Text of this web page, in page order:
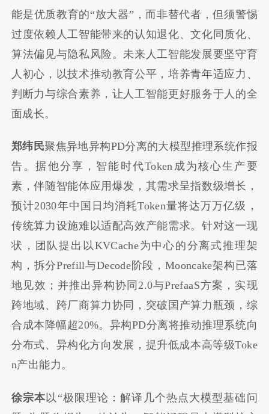
能是优质教育的“放大器”，而非替代者，但须警惕
过度依赖人工智能带来的认知退化、文化同质化、
算法偏见与隐私风险。未来人工智能发展要坚守育
人初心，以技术推动教育公平，培养青年适应力、
判断力与综合素养，让人工智能更好服务于人的全
面成长。
郑纬民聚焦异地异构PD分离的大模型推理系统作报
告。据他分享，智能时代Token成为核心生产要
素，伴随智能体应用爆发，其需求呈指数级增长，
预计2030年中国日均消耗Token量将达万万亿级，
传统算力设施难以适配高效产能需求。针对这一现
状，团队提出以KVCache为中心的分离式推理架
构，拆分Prefill与Decode阶段，Mooncake架构已落
地见效；并推出异构协同2.0与PrefaaS方案，实现
跨地域、跨厂商算力协同，突破国产算力瓶颈，综
合成本降幅超20%。异构PD分离将推动推理系统向
分布式、异构化方向发展，提升低成本高等级Toke
n产出能力。
徐宗本以“极限理论：解译几个热点大模型基础问